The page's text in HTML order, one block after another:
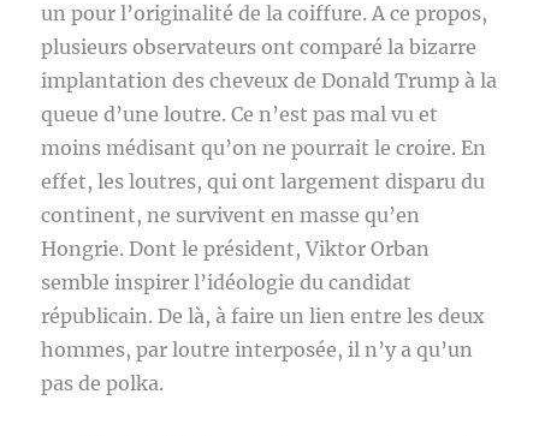
un pour l’originalité de la coiffure. A ce propos,
plusieurs observateurs ont comparé la bizarre
implantation des cheveux de Donald Trump à la
queue d’une loutre. Ce n’est pas mal vu et
moins médisant qu’on ne pourrait le croire. En
effet, les loutres, qui ont largement disparu du
continent, ne survivent en masse qu’en
Hongrie. Dont le président, Viktor Orban
semble inspirer l’idéologie du candidat
républicain. De là, à faire un lien entre les deux
hommes, par loutre interposée, il n’y a qu’un
pas de polka.